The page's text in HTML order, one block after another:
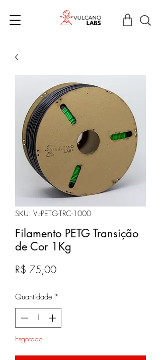
SKU: VL-PETG-TRC-1000
Filamento PETG Transição
de Cor 1Kg
R$ 75,00Preço
Quantidade *
Esgotado